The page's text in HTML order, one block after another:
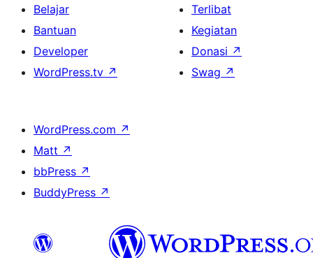
Belajar
Bantuan
Developer
WordPress.tv ↗
Terlibat
Kegiatan
Donasi ↗
Swag ↗
WordPress.com ↗
Matt ↗
bbPress ↗
BuddyPress ↗